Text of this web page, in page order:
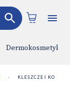
Dermokosmetyki
› KLESZCZE I KOMARY